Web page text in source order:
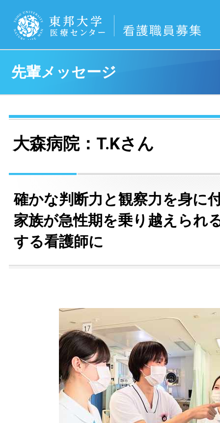
先輩メッセージ
大森病院：T.Kさん
確かな判断力と観察力を身に
家族が急性期を乗り越えられ
する看護師に